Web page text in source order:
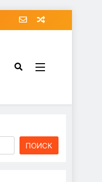
ПОИСК